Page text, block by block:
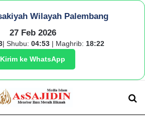
Wilayah Palembang
27 Feb 2026
| Shubu: 04:53 | Maghrib: 18:22
Kirim ke WhatsApp